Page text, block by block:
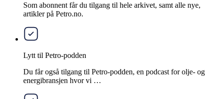
Som abonnent får du tilgang til hele arkivet, samt alle nye,
artikler på Petro.no.
Lytt til Petro-podden
Du får også tilgang til Petro-podden, en podcast for olje- og
energibransjen hvor vi …